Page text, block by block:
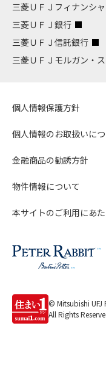
三菱ＵＦＪフィナンシ
三菱ＵＦＪ銀行
三菱ＵＦＪ信託銀行
三菱ＵＦＪモルガン・
個人情報保護方針
個人情報のお取扱いに
金融商品の勧誘方針
物件情報について
本サイトのご利用にあ
© Mitsubishi UFJ
All Rights